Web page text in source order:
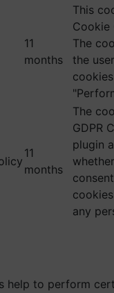
11
months
This
Cookie
The
the
11
months
The
GDPR
plugin
any
help to perform